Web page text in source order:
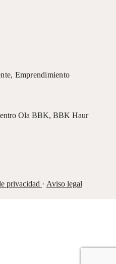
, Emprendimiento
Ola BBK, BBK Haur
privacidad · Aviso legal